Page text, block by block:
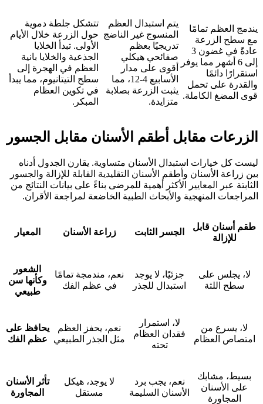
تتشكل جلطة دموية
حول الزرعة خلال الأيام
الأولى. تبدأ الخلايا
الجذعية والخلايا بانية
العظم في الهجرة إلى
سطح التيتانيوم، مما يبدأ
في تكوين العظام
المبكر.
يتم استبدال العظم
المنسوج غير الناضج
تدريجيًا بعظم
صفائحي هيكلي
أقوى على مدار
الأسابيع 4-12، مما
يثبت الزرعة بصلابة
متزايدة.
يندمج العظم تمامًا
مع سطح الزرعة
عادةً في غضون 3
إلى 6 أشهر مما يوفر
استقرارًا دائمًا
والقدرة على تحمل
قوى المضغ الكاملة.
الزرعات مقابل أطقم الأسنان مقابل الجسور
ليست كل خيارات استبدال الأسنان متساوية. يقارن الجدول أدناه
بين زراعة الأسنان وأطقم الأسنان التقليدية القابلة للإزالة والجسور
الثابتة عبر المعايير الأكثر أهمية للمرضى بناءً على بيانات النتائج من
المراجعات المنهجية والأبحاث الطبية الخاضعة لمراجعة الأقران.
المعيار زراعة الأسنان الجسر الثابت
طقم أسنان قابل
للإزالة
الشعور
وكأنها سن
طبيعي
نعم، مندمجة تمامًا
في عظم الفك
جزئيًا، لا يوجد
استبدال للجذر
لا، يجلس على
سطح اللثة
يحافظ على
عظم الفك
نعم، يحفز العظم
مثل الجذر الطبيعي
لا، استمرار
فقدان العظام
تحته
لا، يسرع من
امتصاص العظام
تأثر الأسنان
المجاورة
لا يوجد، هيكل
مستقل
نعم، يجب برد
الأسنان السليمة
بسيط، مشابك
على الأسنان
المجاورة